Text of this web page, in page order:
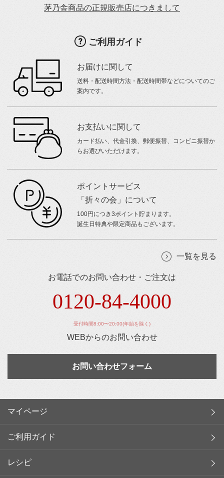
茅乃舎商品の正規販売店につきまして
ご利用ガイド
お届けに関して
送料・配送時間方法・配送時間帯などについてのご
案内です。
お支払いに関して
カード払い、代金引換、郵便振替、コンビニ振替か
らお選びいただけます。
ポイントサービス
「折々の会」について
100円につき3ポイント貯まります。
誕生日特典や限定商品もございます。
一覧を見る
お電話でのお問い合わせ・ご注文は
0120-84-4000
受付時間8:00〜20:00(年始を除く)
WEBからのお問い合わせ
お問い合わせフォーム
マイページ
ご利用ガイド
レシピ